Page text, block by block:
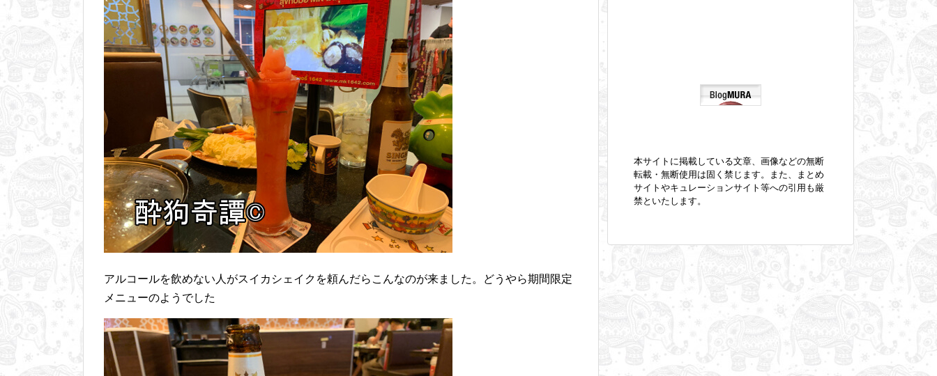
アルコールを飲めない人がスイカシェイクを頼んだらこんなのが来ました。どうやら期間限定
メニューのようでした
本サイトに掲載している文章、画像などの無断
転載・無断使用は固く禁じます。また、まとめ
サイトやキュレーションサイト等への引用も厳
禁といたします。